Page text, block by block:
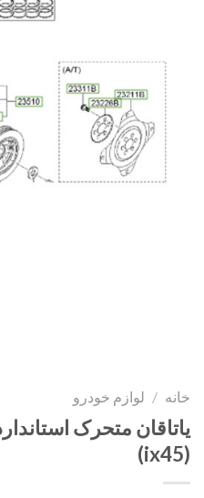
خانه / لوازم خودرو
(ix45)